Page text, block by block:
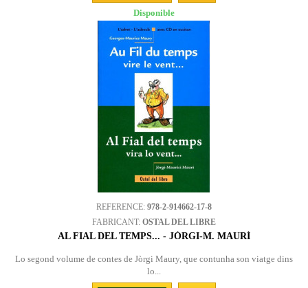
Disponible
REFERENCE: 978-2-914662-17-8
FABRICANT: OSTAL DEL LIBRE
AL FIAL DEL TEMPS... - JÒRGI-M. MAURÍ
Lo segond volume de contes de Jòrgi Maury, que contunha son viatge dins
lo...